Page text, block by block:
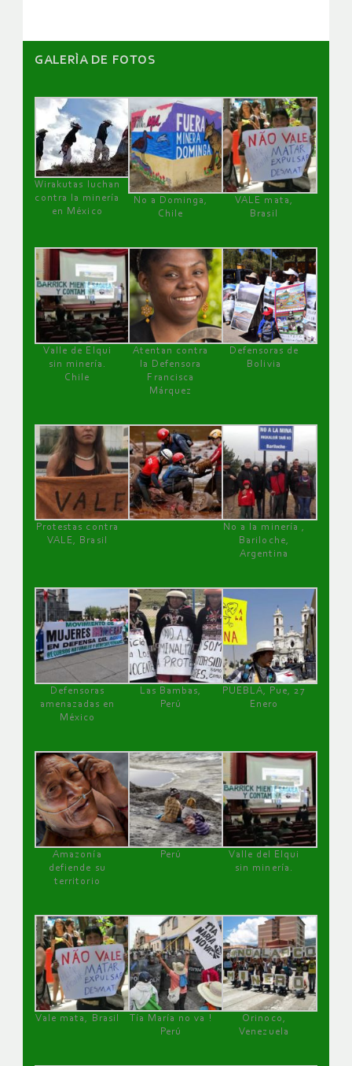
GALERÌA DE FOTOS
Wirakutas luchan
contra la minería
en México
No a Dominga,
Chile
VALE mata,
Brasil
Valle de Elqui
sin minería.
Chile
Atentan contra
la Defensora
Francisca
Márquez
Defensoras de
Bolivia
Protestas contra
VALE, Brasil
No a la minería ,
Bariloche,
Argentina
Defensoras
amenazadas en
México
Las Bambas,
Perú
PUEBLA, Pue, 27
Enero
Amazonía
defiende su
territorio
Perú
Valle del Elqui
sin minería.
Vale mata, Brasil
Tía María no va !
Perú
Orinoco,
Venezuela